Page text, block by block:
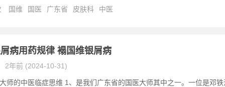
国维 国医 广东省 皮肤科 中医
病用药规律 褟国维银屑病
2年前 (2024-10-31)
师的中医临症思维 1、是我们广东省的国医大师其中之一。一位是邓铁